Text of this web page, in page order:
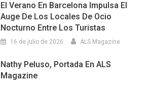
El Verano En Barcelona Impulsa El
Auge De Los Locales De Ocio
Nocturno Entre Los Turistas
16 de julio de 2026 ALS Magazine
Nathy Peluso, Portada En ALS
Magazine